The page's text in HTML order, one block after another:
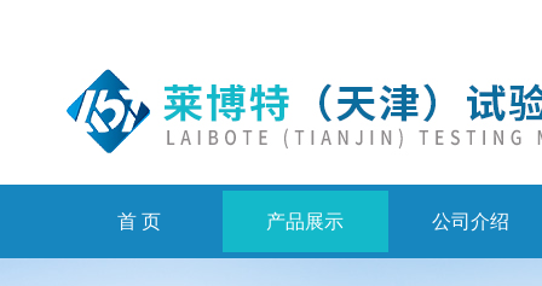
首 页 产品展示 公司介绍